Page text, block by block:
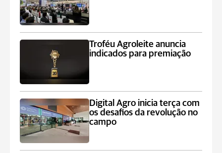
Troféu Agroleite anuncia
indicados para premiação
Digital Agro inicia terça com
os desafios da revolução no
campo